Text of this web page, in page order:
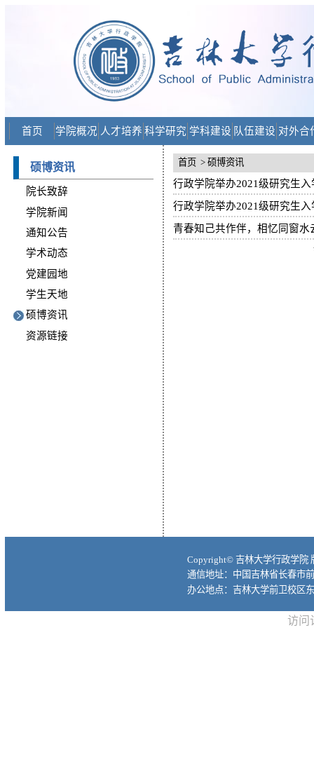
首页 学院概况 人才培养 科学研究 学科建设 队伍建设 对外合
硕博资讯
院长致辞
学院新闻
通知公告
学术动态
党建园地
学生天地
硕博资讯
资源链接
首页 > 硕博资讯
行政学院举办2021级研究生
行政学院举办2021级研究生
青春知己共作伴，相忆同窗水
Copyright© 吉林大学行政学院
通信地址：中国吉林省长春市
办公地点：吉林大学前卫校区
访问